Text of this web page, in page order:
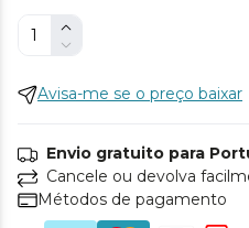
Avisa-me se o preço baixar
Envio gratuito para
Cancele ou devolva
Métodos de pagamento